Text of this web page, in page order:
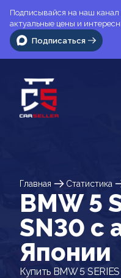
Подписывайся на наш канал
актуальные цены и
Подписаться
Главная Статистика
BMW 5
SN30 c
Японии
Купить BMW 5